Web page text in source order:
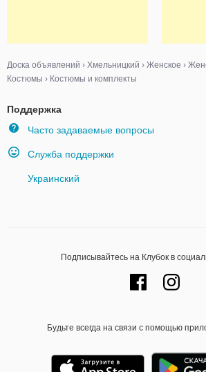
Доска объявлений › Хмельницкий › Женское ›
Костюмы › Костюмы и комплекты
Поддержка
Часто задаваемые вопросы
Служба поддержки
Украинский
Подписывайтесь на Клубок в
Будьте всегда на связи с помощью